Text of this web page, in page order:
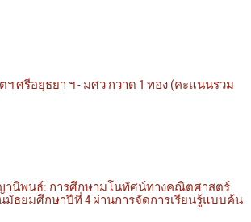
รีอยุธยา ฯ - มศว กวาด 1 ทอง (คะแนนรวม
านิพนธ์: การศึกษามโนทัศน์ทางคณิตศาสตร์
มัธยมศึกษาปีที่ 4 ผ่านการจัดการเรียนรู้แบบค้น